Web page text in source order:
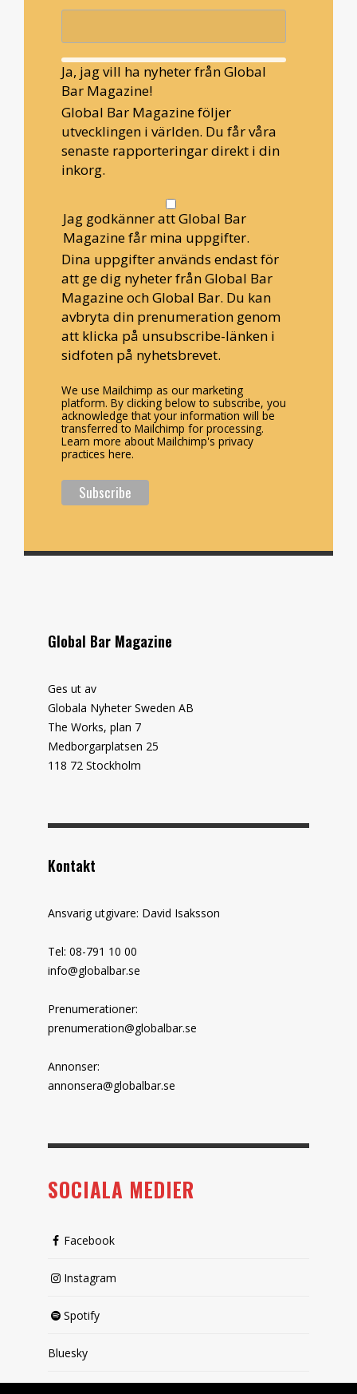
Ja, jag vill ha nyheter från Global
Bar Magazine!
Global Bar Magazine följer
utvecklingen i världen. Du får våra
senaste rapporteringar direkt i din
inkorg.
Jag godkänner att Global Bar
Magazine får mina uppgifter.
Dina uppgifter används endast för
att ge dig nyheter från Global Bar
Magazine och Global Bar. Du kan
avbryta din prenumeration genom
att klicka på unsubscribe-länken i
sidfoten på nyhetsbrevet.
We use Mailchimp as our marketing
platform. By clicking below to subscribe, you
acknowledge that your information will be
transferred to Mailchimp for processing.
Learn more about Mailchimp's privacy
practices here.
Global Bar Magazine
Ges ut av
Globala Nyheter Sweden AB
The Works, plan 7
Medborgarplatsen 25
118 72 Stockholm
Kontakt
Ansvarig utgivare: David Isaksson
Tel: 08-791 10 00
info@globalbar.se
Prenumerationer:
prenumeration@globalbar.se
Annonser:
annonsera@globalbar.se
SOCIALA MEDIER
Facebook
Instagram
Spotify
Bluesky